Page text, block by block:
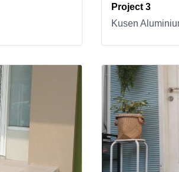
Project 3
Kusen